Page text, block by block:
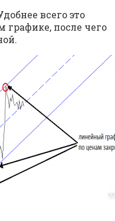
всего это
графике, после чего